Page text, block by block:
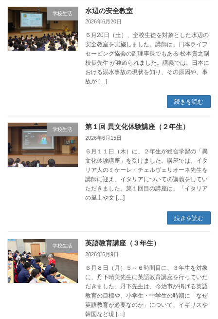
学校生活 水辺の安全教室
2026年6月20日
６月20日（土）、全校生徒を対象とした水辺の
安全教室を実施しました。講師は、日本ライフ
セービング協会の副理事長でもある 松本貴之副
校長先生 が務められました。講義では、日本に
おける溺水事故の現状を知り、その原因や、事
故が […]
続きを読む
学校生活 第１回 異文化体験講座（２年生）
2026年6月15日
６月１１日（木）に、２年生が総合学習の「異
文化体験講座」を受けました。講座では、イタ
リア人のミケーレ・チェルヴェリオーネ先生を
講師に迎え、イタリアについての講義をしてい
ただきました。第１回目の講座は、「イタリア
の風土や文 […]
続きを読む
学校生活 英語教育講座（３年生）
2026年6月9日
６月８日（月）５～６時間目に、３年生を対象
に、丹下晴美先生に英語教育講座を行っていた
だきました。丹下先生は、今治市が掲げる英語
教育の目標や、小学生・中学生の時期に「なぜ
英語教育が必要なのか」について、イギリスや
韓国など現 […]